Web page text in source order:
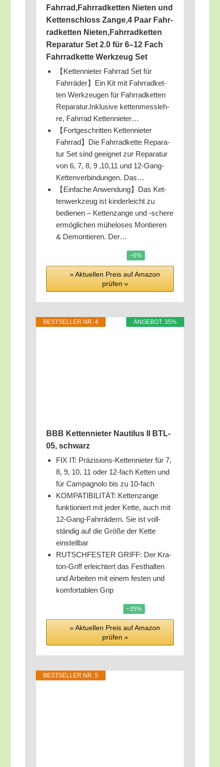
Fahrrad,Fahrradketten Nie­ten und
Ket­ten­schloss Zange,4 Paar Fahr­
rad­ket­ten Nieten,Fahrradketten
Repa­ra­tur Set 2.0 für 6–12 Fach
Fahr­rad­ket­te Werk­zeug Set
【Ket­ten­nie­ter Fahr­rad Set für
Fahrräder】Ein Kit mit Fahr­rad­ket­
ten Werk­zeu­gen für Fahr­rad­ket­ten
Reparatur.Inklusive ket­ten­mess­leh­
re, Fahr­rad Kettennieter…
【Fort­ge­schrit­ten Ket­ten­nie­ter
Fahrrad】Die Fahr­rad­ket­te Repa­ra­
tur Set sind geeig­net zur Repa­ra­tur
von 6, 7, 8, 9 ‚10,11 und 12-Gang-
Ket­ten­ver­bin­dun­gen. Das…
【Ein­fa­che Anwendung】Das Ket­
ten­werk­zeug ist kin­der­leicht zu
bedie­nen – Ket­ten­zan­ge und ‑sche­re
ermög­li­chen mühe­lo­ses Mon­tie­ren
& Demon­tie­ren. Der…
−6%
» Aktu­el­len Preis auf Ama­zon
prü­fen »
ANGE­BOT: 35%
BEST­SEL­LER NR. 4
BBB Ket­ten­nie­ter Nau­ti­lus II BTL-
05, schwarz
FIX IT: Prä­zi­si­ons-Ket­ten­nie­ter für 7,
8, 9, 10, 11 oder 12-fach Ket­ten und
für Cam­pa­gno­lo bis zu 10-fach
KOMPATIBILITÄT: Ket­ten­zan­ge
funk­tio­niert mit jeder Ket­te, auch mit
12-Gang-Fahr­rä­dern. Sie ist voll­
stän­dig auf die Grö­ße der Ket­te
einstellbar
RUTSCHFESTER GRIFF: Der Kra­
ton-Griff erleich­tert das Fest­hal­ten
und Arbei­ten mit einem fes­ten und
kom­for­ta­blen Grip
−35%
» Aktu­el­len Preis auf Ama­zon
prü­fen »
BEST­SEL­LER NR. 5